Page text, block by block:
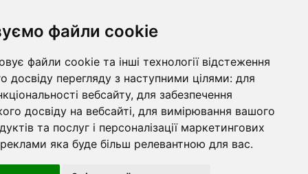
файли cookie
файли cookie та інші технології відстеження
досвіду перегляду з наступними цілями: для
вебсайту, для забезпечення
досвіду на вебсайті, для вимірювання вашого
та послуг і персоналізації маркетингових
яка буде більш релевантною для вас.